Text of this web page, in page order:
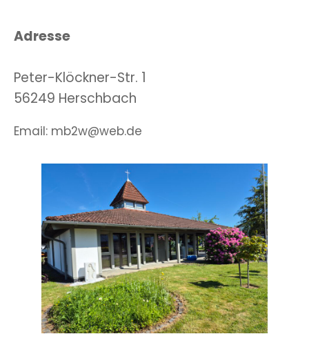
Adresse
Peter-Klöckner-Str. 1
56249 Herschbach
Email: mb2w@web.de